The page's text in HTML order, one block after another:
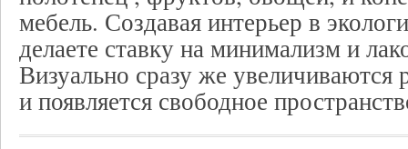
мебель. Создавая интерьер в
делаете ставку на минимализм и
Визуально сразу же
и появляется свободное